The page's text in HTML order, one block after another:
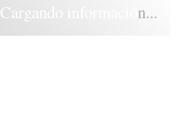
Cargando información...